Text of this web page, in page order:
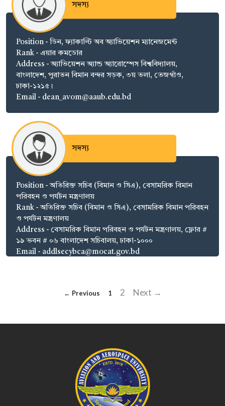
সদস্য
Position - ডিন, ফ্যাকাল্টি অব অ্যাভিয়েশন ম্যানেজমেন্ট
Rank - এয়ার কমডোর
Address - অ্যাভিয়েশন অ্যান্ড অ্যারোস্পেস বিশ্ববিদ্যালয়,
বাংলাদেশ, পুরাতন বিমান বন্দর সড়ক, ৩য় তলা, তেজগাঁও,
ঢাকা-১২১৫।
Email - dean­_avom@aaub.edu.bd
সদস্য
Position - অতিরিক্ত সচিব (বিমান ও সিএ), বেসামরিক বিমান
পরিবহন ও পর্যটন মন্ত্রণালয়
Rank - অতিরিক্ত সচিব (বিমান ও সিএ), বেসামরিক বিমান পরিবহন
ও পর্যটন মন্ত্রণালয়
Address - বেসামরিক বিমান পরিবহন ও পর্যটন মন্ত্রণালয়, ফ্লোর #
১৯ ভবন # ০৬ বাংলাদেশ সচিবালয়, ঢাকা-১০০০
Email - addlsecybca@mocat.gov.bd
← Previous 1 2 Next →